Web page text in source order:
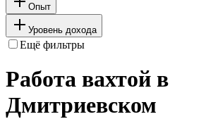
Опыт
Уровень дохода
Ещё фильтры
Работа вахтой в
Дмитриевском